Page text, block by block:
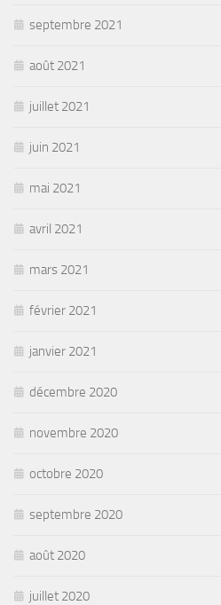
septembre 2021
août 2021
juillet 2021
juin 2021
mai 2021
avril 2021
mars 2021
février 2021
janvier 2021
décembre 2020
novembre 2020
octobre 2020
septembre 2020
août 2020
juillet 2020